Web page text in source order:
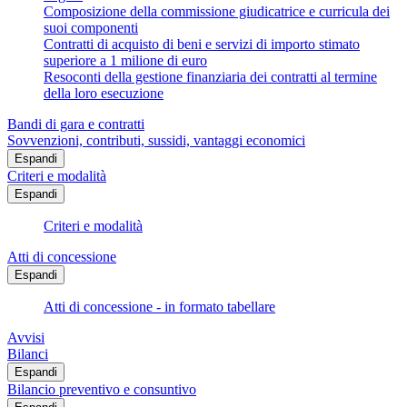
Composizione della commissione giudicatrice e curricula dei
suoi componenti
Contratti di acquisto di beni e servizi di importo stimato
superiore a 1 milione di euro
Resoconti della gestione finanziaria dei contratti al termine
della loro esecuzione
Bandi di gara e contratti
Sovvenzioni, contributi, sussidi, vantaggi economici
Espandi
Criteri e modalità
Espandi
Criteri e modalità
Atti di concessione
Espandi
Atti di concessione - in formato tabellare
Avvisi
Bilanci
Espandi
Bilancio preventivo e consuntivo